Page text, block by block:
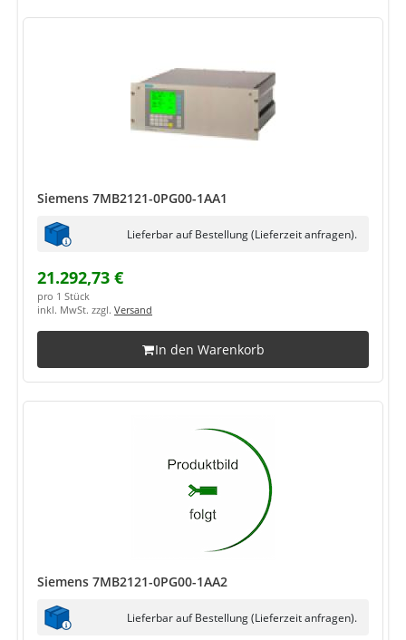
Siemens 7MB2121-0PG00-1AA1
Lieferbar auf Bestellung (Lieferzeit anfragen).
21.292,73 €
pro 1 Stück
inkl. MwSt. zzgl. Versand
In den Warenkorb
Siemens 7MB2121-0PG00-1AA2
Lieferbar auf Bestellung (Lieferzeit anfragen).